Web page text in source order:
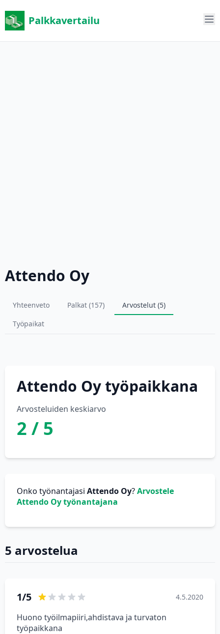
Palkkavertailu
Attendo Oy
Yhteenveto Palkat (157)
Arvostelut (5)
Työpaikat
Attendo Oy työpaikkana
Arvosteluiden keskiarvo
2 / 5
Onko työnantajasi Attendo Oy?Arvostele
Attendo Oy työnantajana
5 arvostelua
1/5 4.5.2020
Huono työilmapiiri,ahdistava ja turvaton
työpaikkana